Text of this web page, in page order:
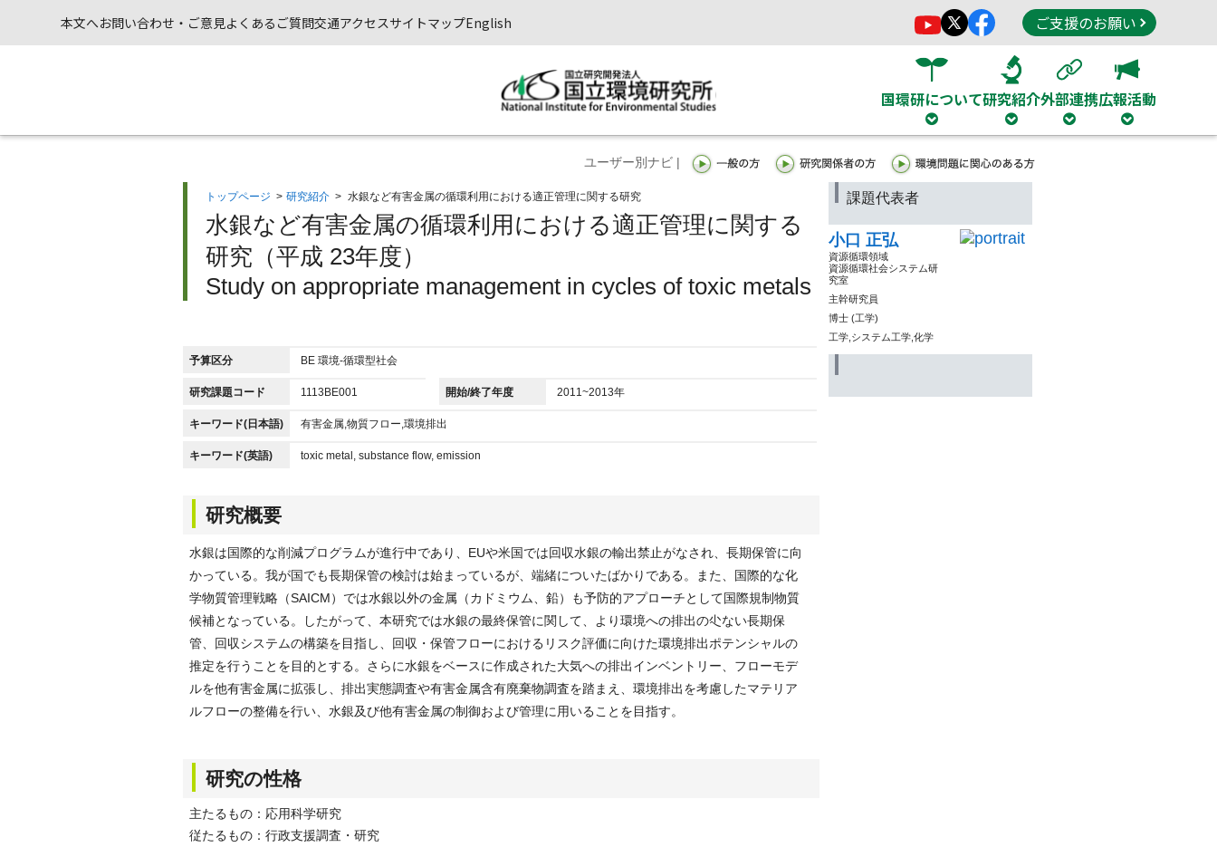
本文へお問い合わせ・ご意見よくあるご質問交通アクセスサイトマップEnglish ご支援のお願い
国環研について研究紹介外部連携広報活動
ユーザー別ナビ |
トップページ > 研究紹介 > 水銀など有害金属の循環利用における適正管理に関する研究
水銀など有害金属の循環利用における適正管理に関する
研究（平成 23年度）
Study on appropriate management in cycles of toxic metals
予算区分 BE 環境-循環型社会
研究課題コード 1113BE001 開始/終了年度 2011~2013年
キーワード(日本語) 有害金属,物質フロー,環境排出
キーワード(英語) toxic metal, substance flow, emission
研究概要
水銀は国際的な削減プログラムが進行中であり、EUや米国では回収水銀の輸出禁止がなされ、長期保管に向
かっている。我が国でも長期保管の検討は始まっているが、端緒についたばかりである。また、国際的な化
学物質管理戦略（SAICM）では水銀以外の金属（カドミウム、鉛）も予防的アプローチとして国際規制物質
候補となっている。したがって、本研究では水銀の最終保管に関して、より環境への排出の尐ない長期保
管、回収システムの構築を目指し、回収・保管フローにおけるリスク評価に向けた環境排出ポテンシャルの
推定を行うことを目的とする。さらに水銀をベースに作成された大気への排出インベントリー、フローモデ
ルを他有害金属に拡張し、排出実態調査や有害金属含有廃棄物調査を踏まえ、環境排出を考慮したマテリア
ルフローの整備を行い、水銀及び他有害金属の制御および管理に用いることを目指す。
研究の性格
主たるもの：応用科学研究
従たるもの：行政支援調査・研究
課題代表者
小口 正弘
資源循環領域
資源循環社会システム研
究室
主幹研究員
博士 (工学)
工学,システム工学,化学